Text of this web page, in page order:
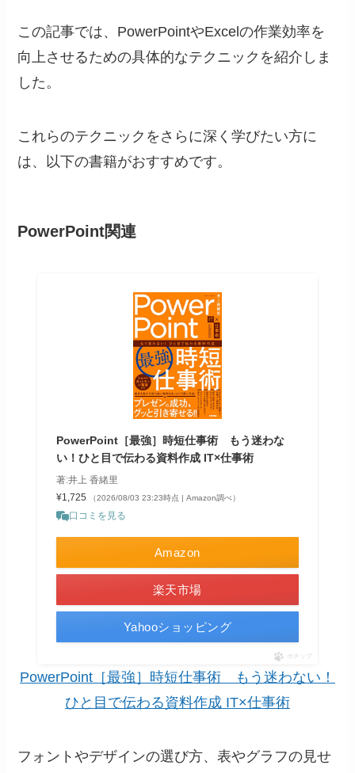
この記事では、PowerPointやExcelの作業効率を
向上させるための具体的なテクニックを紹介しま
した。
これらのテクニックをさらに深く学びたい方に
は、以下の書籍がおすすめです。
PowerPoint関連
PowerPoint［最強］時短仕事術 もう迷わな
い！ひと目で伝わる資料作成 IT×仕事術
著:井上 香緒里
¥1,725
（2026/08/03 23:23時点 | Amazon調べ）
口コミを見る
Amazon
楽天市場
Yahooショッピング
ポチップ
PowerPoint［最強］時短仕事術 もう迷わない！
ひと目で伝わる資料作成 IT×仕事術
フォントやデザインの選び方、表やグラフの見せ